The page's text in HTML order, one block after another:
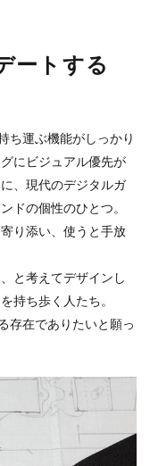
ートする
ち運ぶ機能がしっかり
にビジュアル優先が
、現代のデジタルガ
ドの個性のひとつ。
り添い、使うと手放
と考えてデザインし
持ち歩く人たち。
存在でありたいと願っ